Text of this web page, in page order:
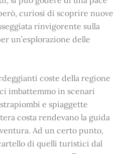
curiosi di scoprire nuove
rinvigorente sulla
un’esplorazione delle
coste della regione
imbattemmo in scenari
e spiaggette
costa rendevano la guida
Ad un certo punto,
di quelli turistici dal